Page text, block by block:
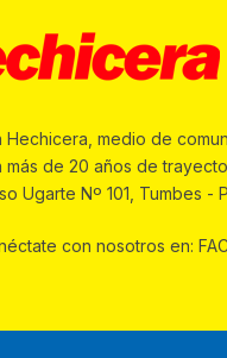
Hechicera, medio de
más de 20 años de
Ugarte Nº 101, Tumbes -
con nosotros en: